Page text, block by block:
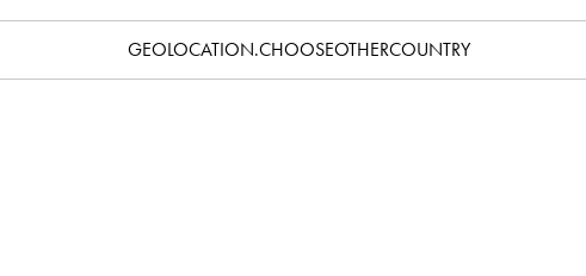
Specifikation
måste kombineras medHouse of Elodie - Babygym.
designad för att återanvändas genom att den kan fylla tre
leksakshus och klädställning. Denna unika mångfunktionella
minska din konsumtion samtidigt som du ser till att ditt barn har allt
nöje. Det blir ett hem för barnets Elodie-gosedjur eller andra
GEOLOCATION.CHOOSEOTHERCOUNTRY